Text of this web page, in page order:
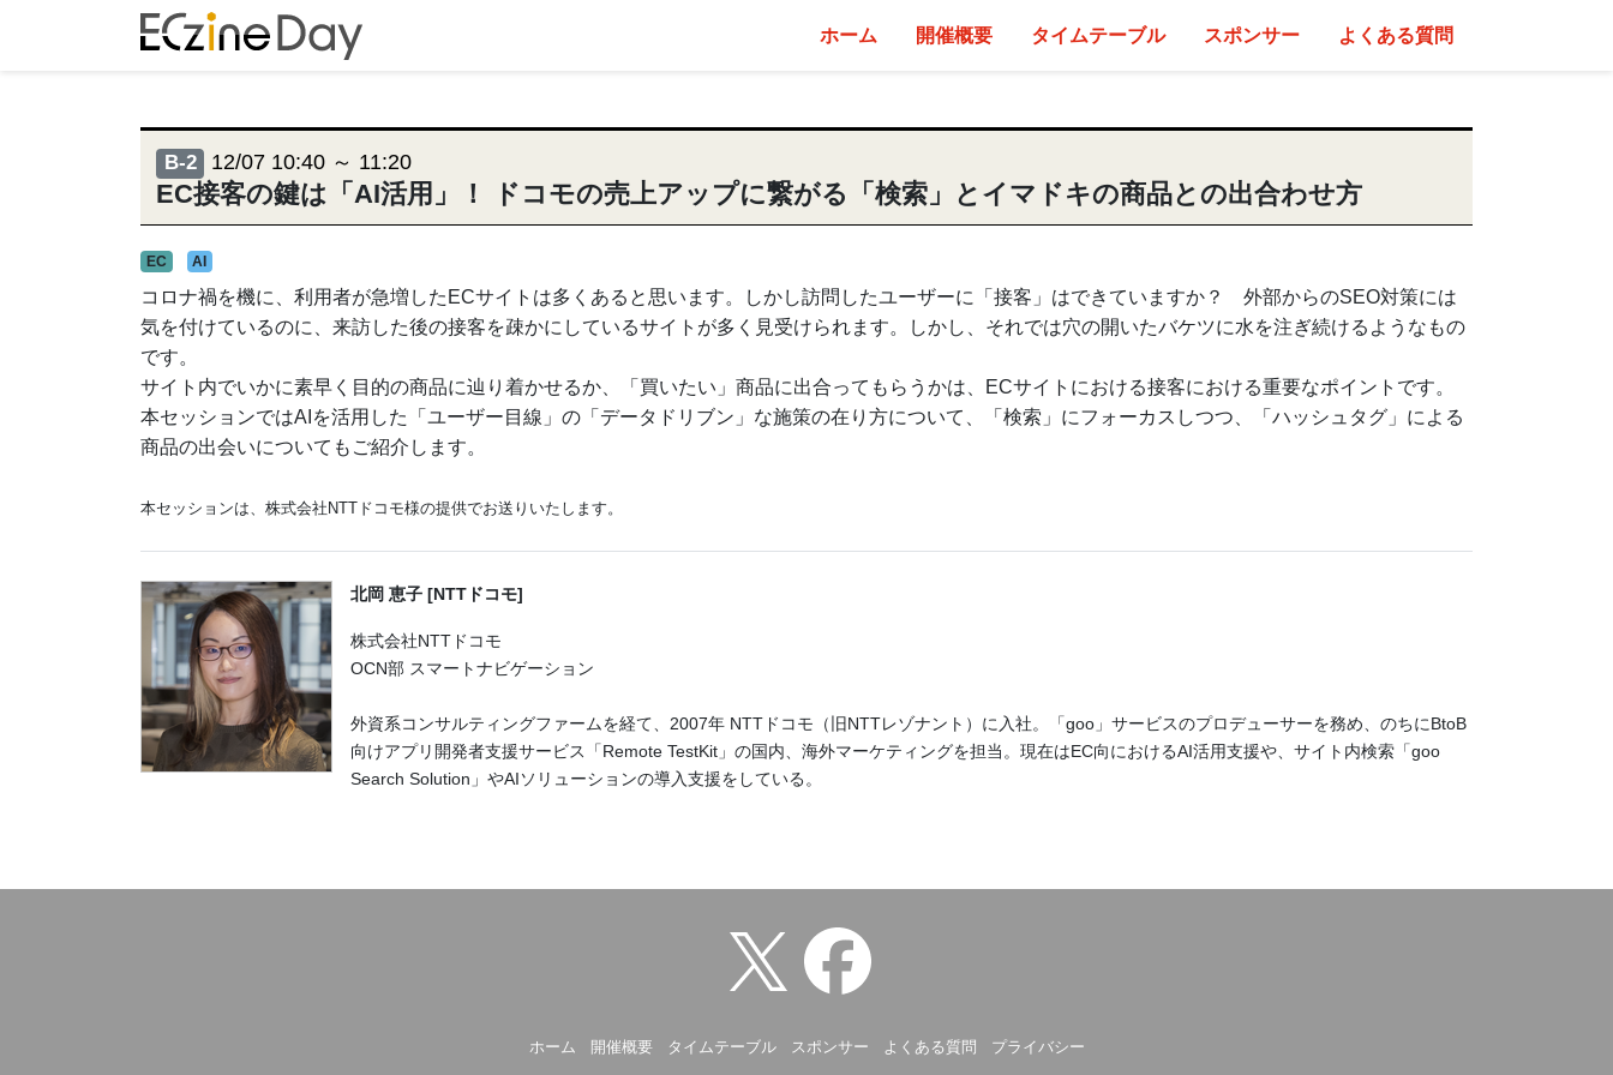
ホーム 開催概要 タイムテーブル スポンサー よくある質問
B-2 12/07 10:40 ～ 11:20
EC接客の鍵は「AI活用」！ ドコモの売上アップに繋がる「検索」とイマドキの商品との出合わせ方
EC AI
コロナ禍を機に、利用者が急増したECサイトは多くあると思います。しかし訪問したユーザーに「接客」はできていますか？ 外部からのSEO対策には
気を付けているのに、来訪した後の接客を疎かにしているサイトが多く見受けられます。しかし、それでは穴の開いたバケツに水を注ぎ続けるようなもの
です。
サイト内でいかに素早く目的の商品に辿り着かせるか、「買いたい」商品に出合ってもらうかは、ECサイトにおける接客における重要なポイントです。
本セッションではAIを活用した「ユーザー目線」の「データドリブン」な施策の在り方について、「検索」にフォーカスしつつ、「ハッシュタグ」による
商品の出会いについてもご紹介します。
本セッションは、株式会社NTTドコモ様の提供でお送りいたします。
北岡 恵子 [NTTドコモ]
株式会社NTTドコモ
OCN部 スマートナビゲーション
外資系コンサルティングファームを経て、2007年 NTTドコモ（旧NTTレゾナント）に入社。「goo」サービスのプロデューサーを務め、のちにBtoB
向けアプリ開発者支援サービス「Remote TestKit」の国内、海外マーケティングを担当。現在はEC向におけるAI活用支援や、サイト内検索「goo
Search Solution」やAIソリューションの導入支援をしている。
ホーム 開催概要 タイムテーブル スポンサー よくある質問 プライバシー